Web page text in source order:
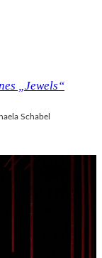
„Jewels“
Schabel